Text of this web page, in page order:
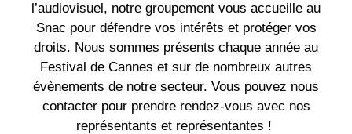
l’audiovisuel, notre groupement vous accueille au
Snac pour défendre vos intérêts et protéger vos
droits. Nous sommes présents chaque année au
Festival de Cannes et sur de nombreux autres
évènements de notre secteur. Vous pouvez nous
contacter pour prendre rendez-vous avec nos
représentants et représentantes !